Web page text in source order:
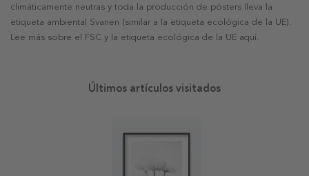
climáticamente neutras y toda la producción de pósters lleva la
etiqueta ambiental Svanen (similar a la etiqueta ecológica de la UE).
Lee más sobre el FSC y la etiqueta ecológica de la UE aquí.
Últimos artículos visitados